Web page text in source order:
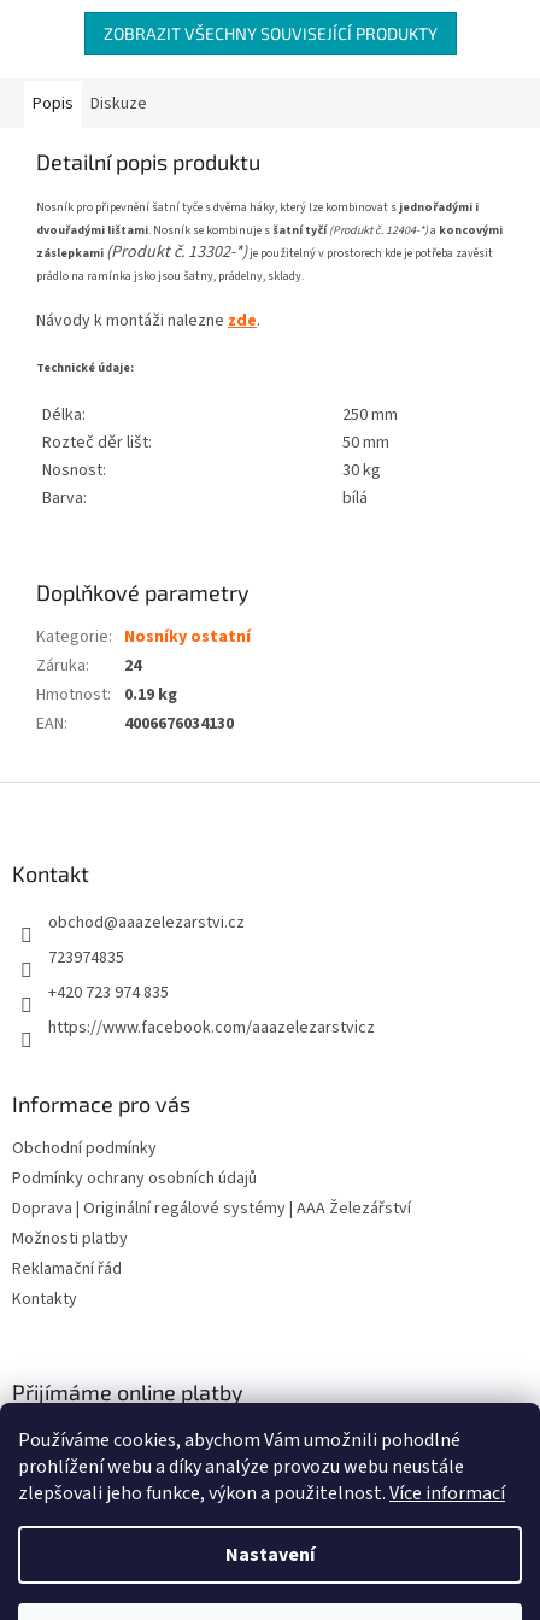
Používáme cookies, abychom Vám umožnili pohodlné
prohlížení webu a díky analýze provozu webu neustále
zlepšovali jeho funkce, výkon a použitelnost.Více informací
Nastavení
ZOBRAZIT VŠECHNY SOUVISEJÍCÍ PRODUKTY
Popis Diskuze
Detailní popis produktu
Nosník pro připevnění šatní tyče s dvěma háky, který lze kombinovat s jednořadými i
dvouřadými lištami. Nosník se kombinuje s šatní tyčí (Produkt č. 12404-*)a koncovými
záslepkami (Produkt č. 13302-*)je použitelný v prostorech kde je potřeba zavěsit
prádlo na ramínka jsko jsou šatny, prádelny, sklady.
Návody k montáži nalezne zde.
Technické údaje:
Délka:
250 mm
Rozteč děr lišt:
50 mm
Nosnost:
30 kg
Barva:
bílá
Doplňkové parametry
Kategorie: Nosníky ostatní
Záruka:
24
Hmotnost:
0.19 kg
EAN: 4006676034130
Kontakt
obchod@aaazelezarstvi.cz
723974835
+420 723 974 835
https://www.facebook.com/aaazelezarstvicz
Informace pro vás
Obchodní podmínky
Podmínky ochrany osobních údajů
Doprava | Originální regálové systémy | AAA Železářství
Možnosti platby
Reklamační řád
Kontakty
Přijímáme online platby
Vytvořil Shoptet